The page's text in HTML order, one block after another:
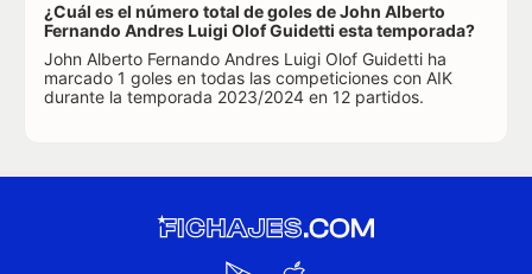
¿Cuál es el número total de goles de John Alberto
Fernando Andres Luigi Olof Guidetti esta temporada?
John Alberto Fernando Andres Luigi Olof Guidetti ha
marcado 1 goles en todas las competiciones con AIK
durante la temporada 2023/2024 en 12 partidos.